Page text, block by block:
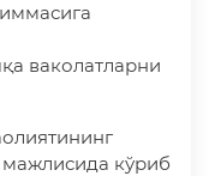
ваколатларни
кўриб